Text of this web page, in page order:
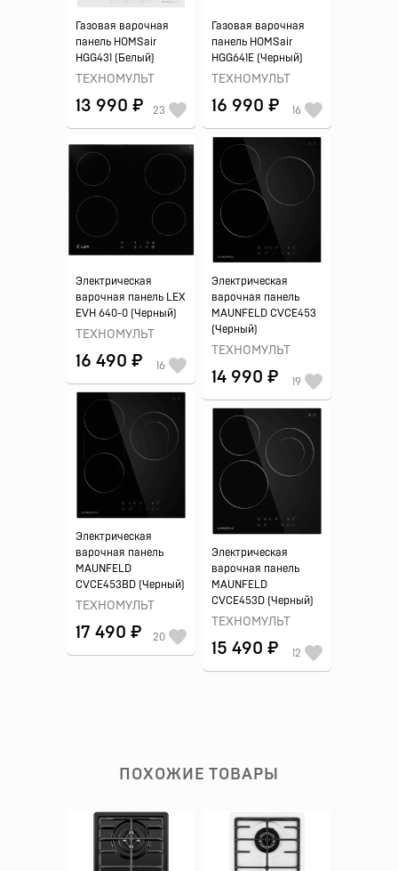
Газовая варочная
панель HOMSair
HGG431 (Белый)
ТЕХНОМУЛЬТ
13 990 ₽ 23
Газовая варочная
панель HOMSair
HGG641E (Черный)
ТЕХНОМУЛЬТ
16 990 ₽ 16
Электрическая
варочная панель LEX
EVH 640-0 (Черный)
ТЕХНОМУЛЬТ
16 490 ₽ 16
Электрическая
варочная панель
MAUNFELD CVCE453
(Черный)
ТЕХНОМУЛЬТ
14 990 ₽ 19
Электрическая
варочная панель
MAUNFELD
CVCE453BD (Черный)
ТЕХНОМУЛЬТ
17 490 ₽ 20
Электрическая
варочная панель
MAUNFELD
CVCE453D (Черный)
ТЕХНОМУЛЬТ
15 490 ₽ 12
ПОХОЖИЕ ТОВАРЫ